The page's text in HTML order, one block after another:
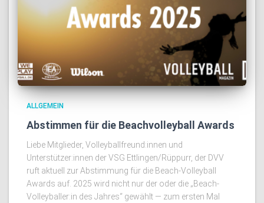
ALLGEMEIN
Abstimmen für die Beachvolleyball Awards
Liebe Mitglieder, Volleyballfreund:innen und
Unterstützer:innen der VSG Ettlingen/Rüppurr, der DVV
ruft aktuell zur Abstimmung für die Beach-Volleyball
Awards auf. 2025 wird nicht nur der oder die „Beach-
Volleyballer:in des Jahres“ gewählt — zum ersten Mal